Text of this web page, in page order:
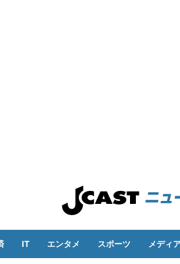
IT エンタメ スポーツ メディ